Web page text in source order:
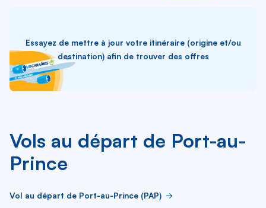
Essayez de mettre à jour votre itinéraire (origine et/ou
destination) afin de trouver des offres
Vols au départ de Port-au-
Prince
Vol au départ de Port-au-Prince (PAP)